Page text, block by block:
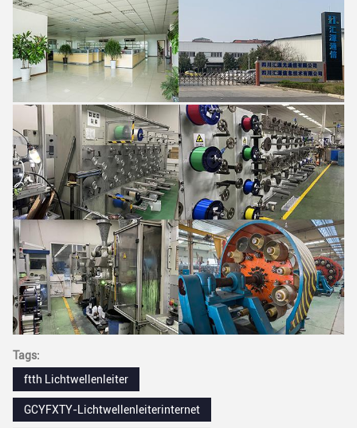
Tags:
ftth Lichtwellenleiter
GCYFXTY-Lichtwellenleiterinternet